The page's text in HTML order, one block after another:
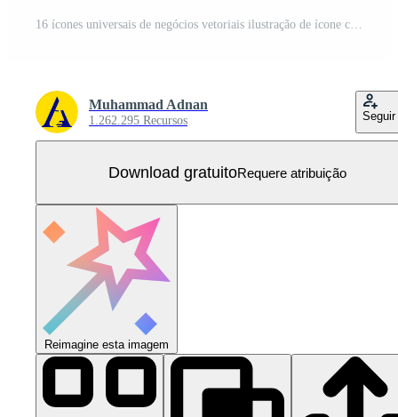
16 ícones universais de negócios vetoriais ilustração de ícone criativo para usar em projetos relacionados à web e móveis Vetor Grátis
Muhammad Adnan
1.262.295 Recursos Seguir
Download gratuitoRequere atribuição
Reimagine esta imagem